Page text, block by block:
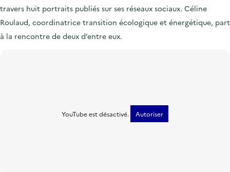
travers huit portraits publiés sur ses réseaux sociaux. Céline
Roulaud, coordinatrice transition écologique et énergétique, part
à la rencontre de deux d’entre eux.
YouTube est désactivé. Autoriser